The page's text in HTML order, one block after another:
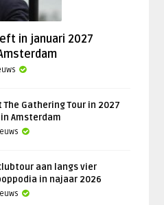
in januari 2027
The Gathering Tour in 2027
in Amsterdam
aan langs vier
in najaar 2026